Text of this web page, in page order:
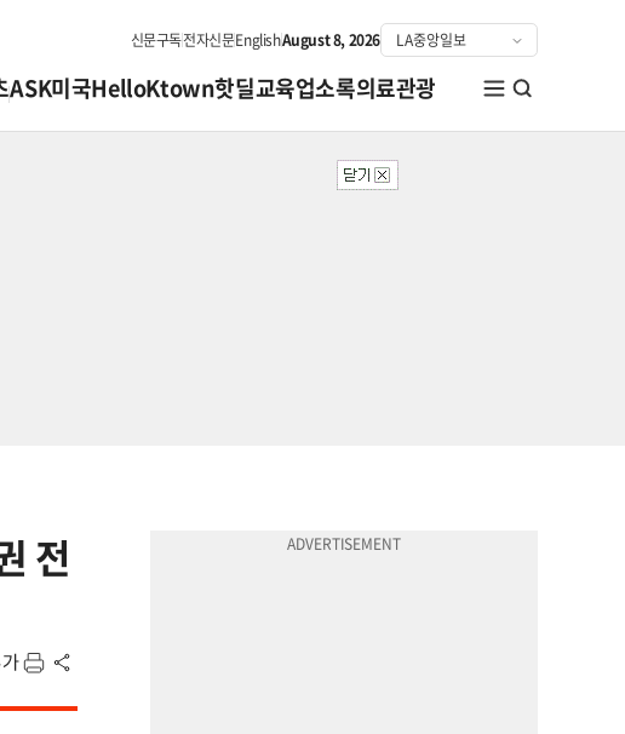
신문구독전자신문EnglishAugust 8, 2026
ASK미국HelloKtown핫딜교육업소록의료관광
전